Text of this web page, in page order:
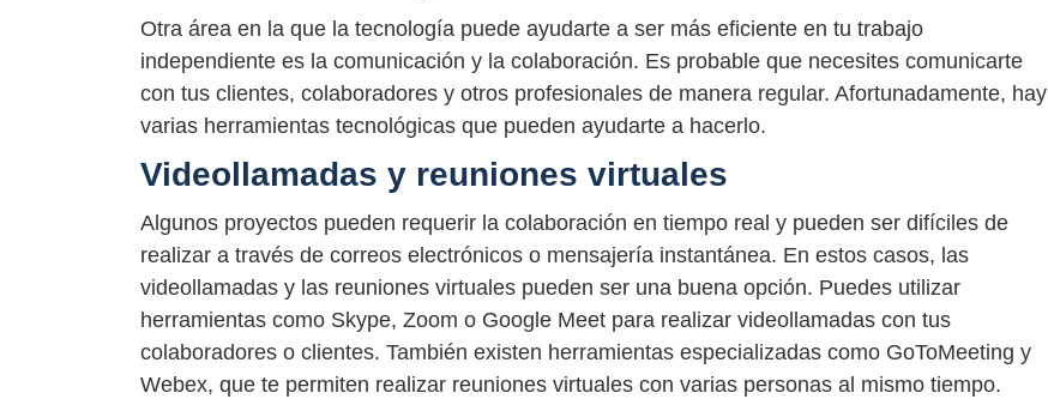
Otra área en la que la tecnología puede ayudarte a ser más eficiente en tu trabajo
independiente es la comunicación y la colaboración. Es probable que necesites comunicarte
con tus clientes, colaboradores y otros profesionales de manera regular. Afortunadamente, hay
varias herramientas tecnológicas que pueden ayudarte a hacerlo.
Videollamadas y reuniones virtuales
Algunos proyectos pueden requerir la colaboración en tiempo real y pueden ser difíciles de
realizar a través de correos electrónicos o mensajería instantánea. En estos casos, las
videollamadas y las reuniones virtuales pueden ser una buena opción. Puedes utilizar
herramientas como Skype, Zoom o Google Meet para realizar videollamadas con tus
colaboradores o clientes. También existen herramientas especializadas como GoToMeeting y
Webex, que te permiten realizar reuniones virtuales con varias personas al mismo tiempo.